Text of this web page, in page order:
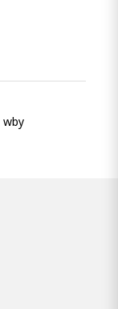
wby